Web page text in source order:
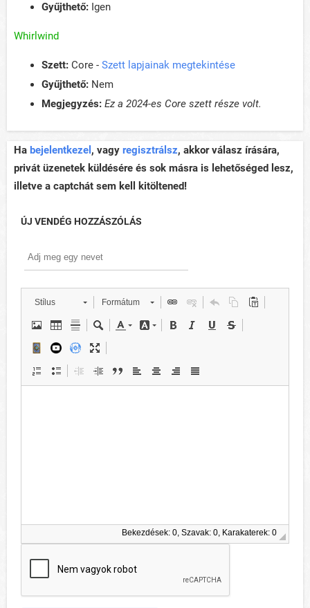
Gyűjthető: Igen
Whirlwind
Szett: Core - Szett lapjainak megtekintése
Gyűjthető: Nem
Megjegyzés: Ez a 2024-es Core szett része volt.
Ha bejelentkezel , vagy regisztrálsz, akkor válasz írására,
privát üzenetek küldésére és sok másra is lehetőséged lesz,
illetve a captchát sem kell kitöltened!
ÚJ VENDÉG HOZZÁSZÓLÁS
Stílus Formátum
Bekezdések: 0, Szavak: 0, Karakaterek: 0